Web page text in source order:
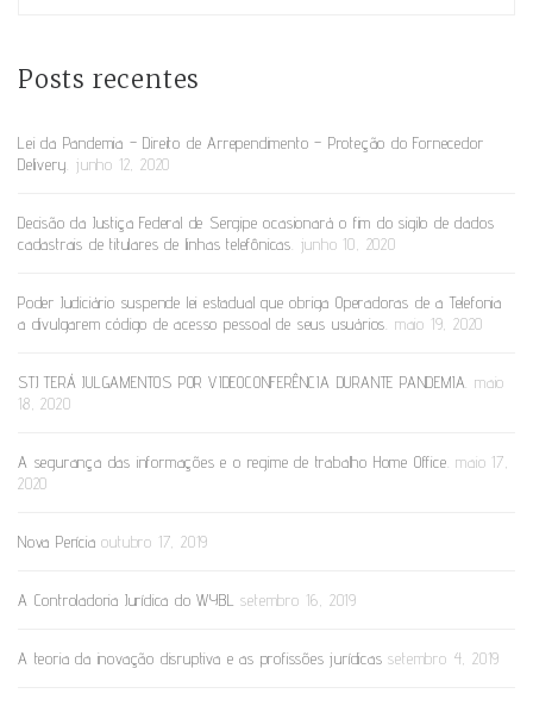
Posts recentes
Lei da Pandemia – Direito de Arrependimento – Proteção do Fornecedor
Delivery. junho 12, 2020
Decisão da Justiça Federal de Sergipe ocasionará o fim do sigilo de dados
cadastrais de titulares de linhas telefônicas. junho 10, 2020
Poder Judiciário suspende lei estadual que obriga Operadoras de a Telefonia
a divulgarem código de acesso pessoal de seus usuários. maio 19, 2020
STJ TERÁ JULGAMENTOS POR VIDEOCONFERÊNCIA DURANTE PANDEMIA. maio
18, 2020
A segurança das informações e o regime de trabalho Home Office. maio 17,
2020
Nova Perícia outubro 17, 2019
A Controladoria Jurídica do WYBL setembro 16, 2019
A teoria da inovação disruptiva e as profissões jurídicas setembro 4, 2019